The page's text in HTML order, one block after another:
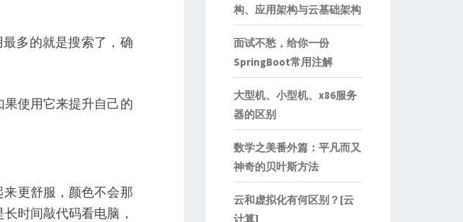
多的就是搜索了，确
使用它来提升自己的
更舒服，颜色不会那
时间敲代码看电脑，
构、应用架构与云基础架构
面试不愁，给你一份
SpringBoot常用注解
大型机、小型机、x86服务
器的区别
数学之美番外篇：平凡而又
神奇的贝叶斯方法
云和虚拟化有何区别？[云
计算]